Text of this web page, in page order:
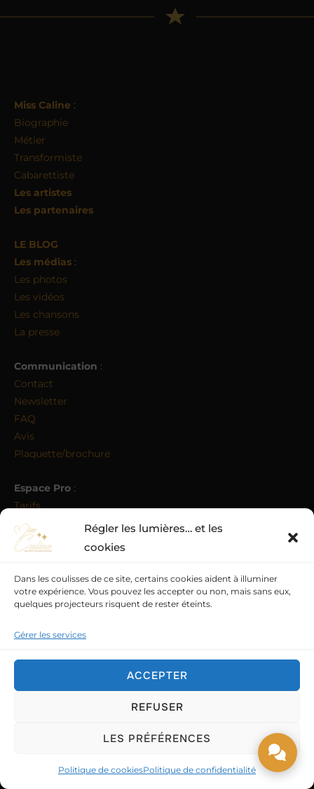
Régler les lumières… et les
cookies
Dans les coulisses de ce site, certains cookies aident à illuminer
votre expérience. Vous pouvez les accepter ou non, mais sans eux,
quelques projecteurs risquent de rester éteints.
Gérer les services
ACCEPTER
REFUSER
LES PRÉFÉRENCES
Politique de cookiesPolitique de confidentialité
Miss Caline :
Biographie
Métier
Transformiste
Cabarettiste
Les artistes
Les partenaires
LE BLOG
Les médias :
Les photos
Les vidéos
Les chansons
La presse
Communication :
Contact
Newsletter
FAQ
Avis
Plaquette/brochure
Espace Pro :
Tarifs
Préparez-vous
Références
Projets:
Seniors/CCAS
Entreprises